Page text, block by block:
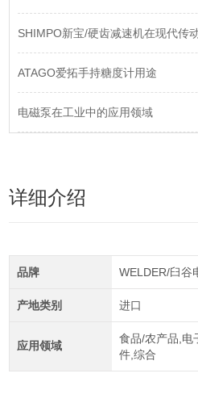
SHIMPO新宝/硬齿减速机在现代传
ATAGO爱拓手持糖度计用途
电磁泵在工业中的应用领域
详细介绍
品牌 WELDER/臼谷
产地类别 进口
应用领域
食品/农产品,电
件,综合